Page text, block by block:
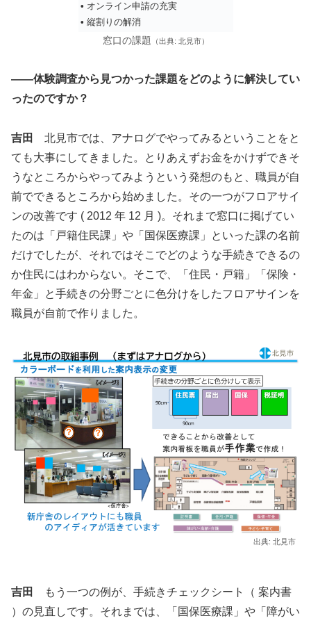
• オンライン申請の充実
• 縦割りの解消
窓口の課題 （出典: 北見市）
――体験調査から見つかった課題をどのように解決してい
ったのですか？
吉田
北見市では、アナログでやってみるということをと
ても大事にしてきました。とりあえずお金をかけずできそ
うなところからやってみようという発想のもと、職員が自
前でできるところから始めました。その一つがフロアサイ
ンの改善です ( 2012 年 12 月 )。それまで窓口に掲げてい
たのは「戸籍住民課」や「国保医療課」といった課の名前
だけでしたが、それではそこでどのような手続きできるの
か住民にはわからない。そこで、「住民・戸籍」「保険・
年金」と手続きの分野ごとに色分けをしたフロアサインを
職員が自前で作りました。
出典: 北見市
吉田
もう一つの例が、手続きチェックシート（ 案内書
）の見直しです。それまでは、「国保医療課」や「障がい